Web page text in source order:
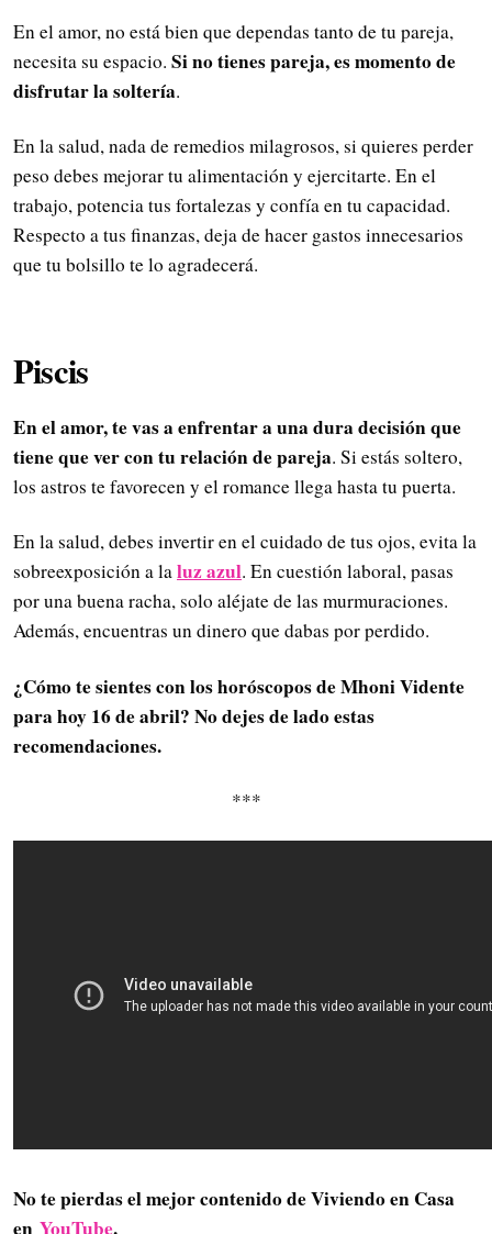
En el amor, no está bien que dependas tanto de tu pareja,
necesita su espacio. Si no tienes pareja, es momento de
disfrutar la soltería.
En la salud, nada de remedios milagrosos, si quieres perder
peso debes mejorar tu alimentación y ejercitarte. En el
trabajo, potencia tus fortalezas y confía en tu capacidad.
Respecto a tus finanzas, deja de hacer gastos innecesarios
que tu bolsillo te lo agradecerá.
Piscis
En el amor, te vas a enfrentar a una dura decisión que
tiene que ver con tu relación de pareja. Si estás soltero,
los astros te favorecen y el romance llega hasta tu puerta.
En la salud, debes invertir en el cuidado de tus ojos, evita la
sobreexposición a laluz azul. En cuestión laboral, pasas
por una buena racha, solo aléjate de las murmuraciones.
Además, encuentras un dinero que dabas por perdido.
¿Cómo te sientes con los horóscopos de Mhoni Vidente
para hoy 16 de abril? No dejes de lado estas
recomendaciones.
***
No te pierdas el mejor contenido de Viviendo en Casa
en YouTube.